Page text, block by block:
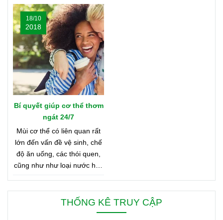
bạn hãy cùng shop tìm hiểu
nhé
Bí quyết giúp cơ thể thơm
ngát 24/7
18/10
2018
Mùi cơ thể có liên quan rất
lớn đến vấn đề vệ sinh, chế
độ ăn uống, các thói quen,
cũng như như loại nước hoa
cơ thể thơm ngát từ sáng
đến tối, từ đầu đến chân.
THỐNG KÊ TRUY CẬP